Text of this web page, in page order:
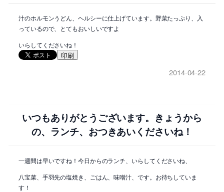
汁のホルモンうどん、ヘルシーに仕上げています。野菜たっぷり、入
っているので、とてもおいしいですよ
いらしてくださいね！
印刷
2014-04-22
いつもありがとうございます。きょうから
の、ランチ、おつきあいくださいね！
一週間は早いですね！今日からのランチ、いらしてくださいね、
八宝菜、手羽先の塩焼き、ごはん、味噌汁、です。お待ちしていま
す！